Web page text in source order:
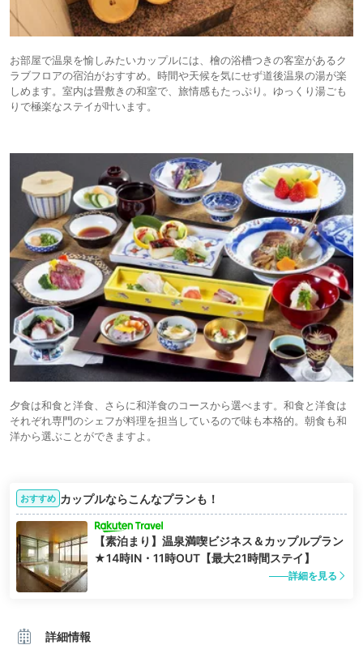
お部屋で温泉を愉しみたいカップルには、檜の浴槽つきの客室があるク
ラブフロアの宿泊がおすすめ。時間や天候を気にせず道後温泉の湯が楽
しめます。室内は畳敷きの和室で、旅情感もたっぷり。ゆっくり湯ごも
りで極楽なステイが叶います。
夕食は和食と洋食、さらに和洋食のコースから選べます。和食と洋食は
それぞれ専門のシェフが料理を担当しているので味も本格的。朝食も和
洋から選ぶことができますよ。
おすすめ カップルならこんなプランも！
【素泊まり】温泉満喫ビジネス＆カップルプラン
★14時IN・11時OUT【最大21時間ステイ】
詳細を見る
詳細情報